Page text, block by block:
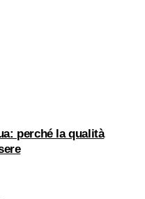
perché la qualità